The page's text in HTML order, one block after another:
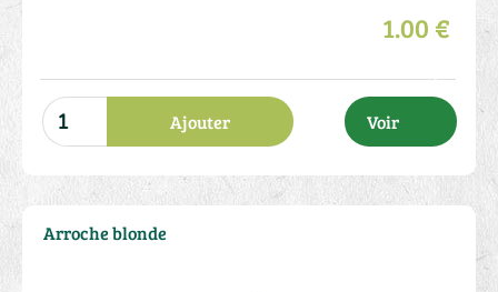
1.00 €
Ajouter Voir
Arroche blonde